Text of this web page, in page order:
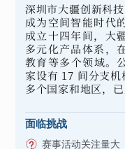
深圳市大疆创新科
成为空间智能时代
成立十四年间，大
多元化产品体系，
教育等多个领域。
家设有 17 间分支
多个国家和地区，
面临挑战
赛事活动关注量大